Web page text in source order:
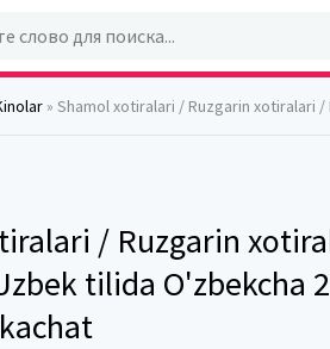
» Shamol xotiralari / Ruzgarin xotiralari / Ruzgar xotirasi Turk
/ Ruzgarin
tilida O'zbekcha